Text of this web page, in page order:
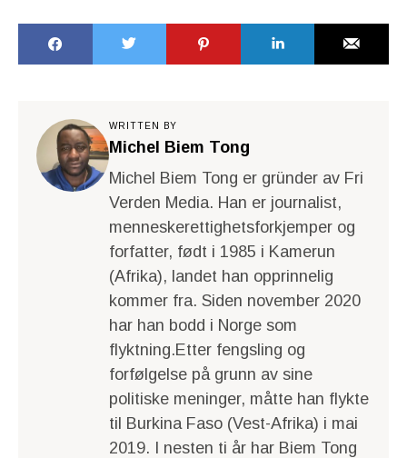
WRITTEN BY
Michel Biem Tong
Michel Biem Tong er gründer av Fri
Verden Media. Han er journalist,
menneskerettighetsforkjemper og
forfatter, født i 1985 i Kamerun
(Afrika), landet han opprinnelig
kommer fra. Siden november 2020
har han bodd i Norge som
flyktning.Etter fengsling og
forfølgelse på grunn av sine
politiske meninger, måtte han flykte
til Burkina Faso (Vest-Afrika) i mai
2019. I nesten ti år har Biem Tong